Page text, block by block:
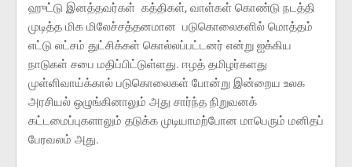
ஹுட்டு இனத்தவர்கள் கத்திகள், வாள்கள் கொண்டு நடத்தி
முடித்த மிக மிலேச்சத்தனமான படுகொலைகளில் மொத்தம்
எட்டு லட்சம் துட்சிக்கள் கொல்லப்பட்டனர் என்று ஐக்கிய
நாடுகள் சபை மதிப்பிட்டுள்ளது. ஈழத் தமிழர்களது
முள்ளிவாய்க்கால் படுகொலைகள் போன்று இன்றைய உலக
அரசியல் ஒழுங்கினாலும் அது சார்ந்த நிறுவனக்
கட்டமைப்புகளாலும் தடுக்க முடியாமற்போன மாபெரும் மனிதப்
பேரவலம் அது.